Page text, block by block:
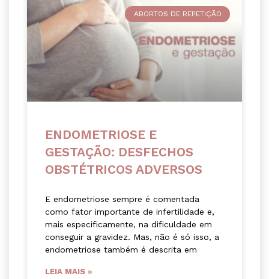
ABORTOS DE REPETIÇÃO
ENDOMETRIOSE E
GESTAÇÃO: DESFECHOS
OBSTÉTRICOS ADVERSOS
E endometriose sempre é comentada
como fator importante de infertilidade e,
mais especificamente, na dificuldade em
conseguir a gravidez. Mas, não é só isso, a
endometriose também é descrita em
LEIA MAIS »